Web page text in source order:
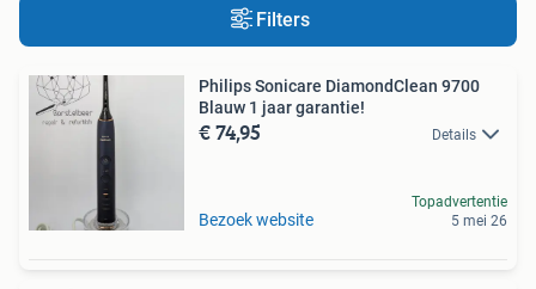
Filters
Philips Sonicare DiamondClean 9700
Blauw 1 jaar garantie!
€ 74,95 Details
Bezoek website
Topadvertentie
5 mei 26